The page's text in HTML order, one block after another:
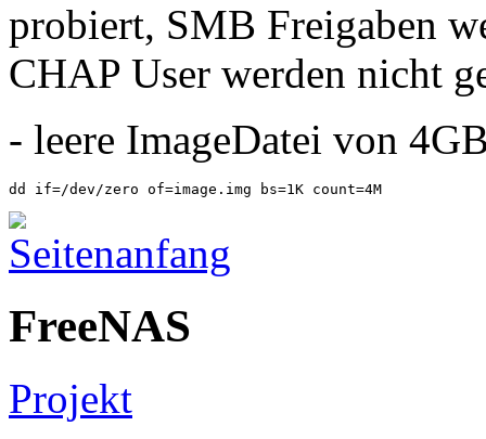
probiert, SMB Freigaben
CHAP User werden nicht
- leere ImageDatei von
dd if=/dev/zero of=image.img bs=1K count=4M
FreeNAS
Projekt